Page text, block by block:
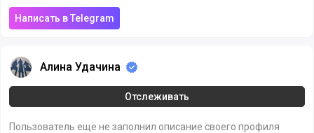
Написать в Telegram
Алина Удачина
Алина Удачина
Отслеживать
Пользователь ещё не заполнил описание своего профиля